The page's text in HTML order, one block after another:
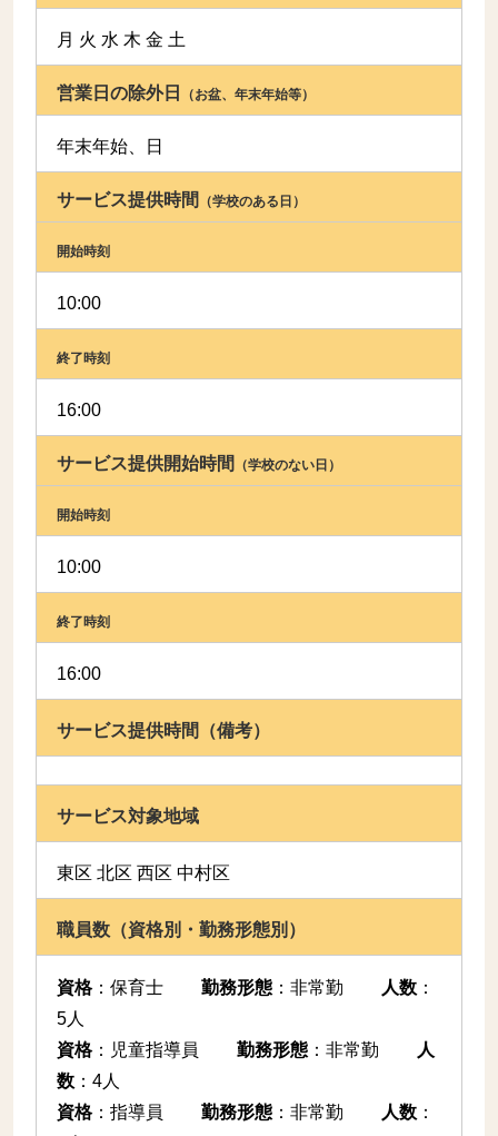
月 火 水 木 金 土
営業日の除外日 （お盆、年末年始等）
年末年始、日
サービス提供時間 （学校のある日）
開始時刻
10:00
終了時刻
16:00
サービス提供開始時間 （学校のない日）
開始時刻
10:00
終了時刻
16:00
サービス提供時間（備考）
サービス対象地域
東区 北区 西区 中村区
職員数（資格別・勤務形態別）
資格： 保育士 勤務形態 ： 非常勤 人数 ：
5人
資格： 児童指導員 勤務形態 ： 非常勤
人
数 ： 4人
資格： 指導員 勤務形態 ： 非常勤 人数 ：